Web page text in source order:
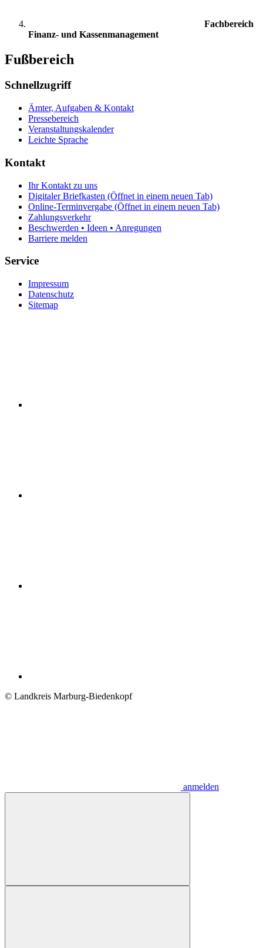
Fachbereich
Finanz- und Kassenmanagement
Fußbereich
Schnellzugriff
Ämter, Aufgaben & Kontakt
Pressebereich
Veranstaltungskalender
Leichte Sprache
Kontakt
Ihr Kontakt zu uns
Digitaler Briefkasten (Öffnet in einem neuen Tab)
Online-Terminvergabe (Öffnet in einem neuen Tab)
Zahlungsverkehr
Beschwerden • Ideen • Anregungen
Barriere melden
Service
Impressum
Datenschutz
Sitemap
© Landkreis Marburg-Biedenkopf
anmelden